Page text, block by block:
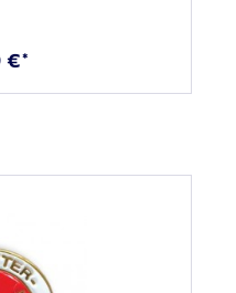
€*